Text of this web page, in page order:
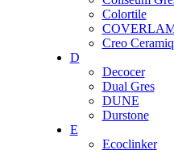
Colortile
Creo
D
Decocer
Dual Gres
DUNE
Durstone
E
Ecoclinker